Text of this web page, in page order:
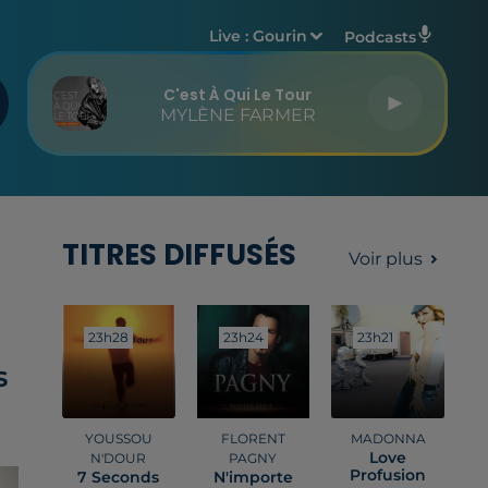
Live :Gourin Podcasts
C'est À Qui Le Tour
MYLÈNE FARMER
TITRES DIFFUSÉS Voir plus
23h28
23h28
YOUSSOU
N'DOUR
7 Seconds
23h24
23h24
FLORENT
PAGNY
N'importe
23h21
23h21
MADONNA
Love
Profusion